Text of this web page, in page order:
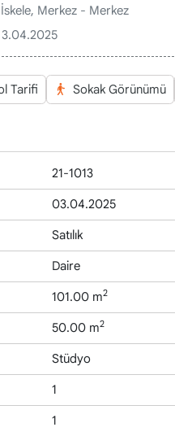
İskele, Merkez - Merkez
Tarifi Sokak Görünümü
21-1013
03.04.2025
Satılık
Daire
101.00 m2
50.00 m2
Stüdyo
1
1